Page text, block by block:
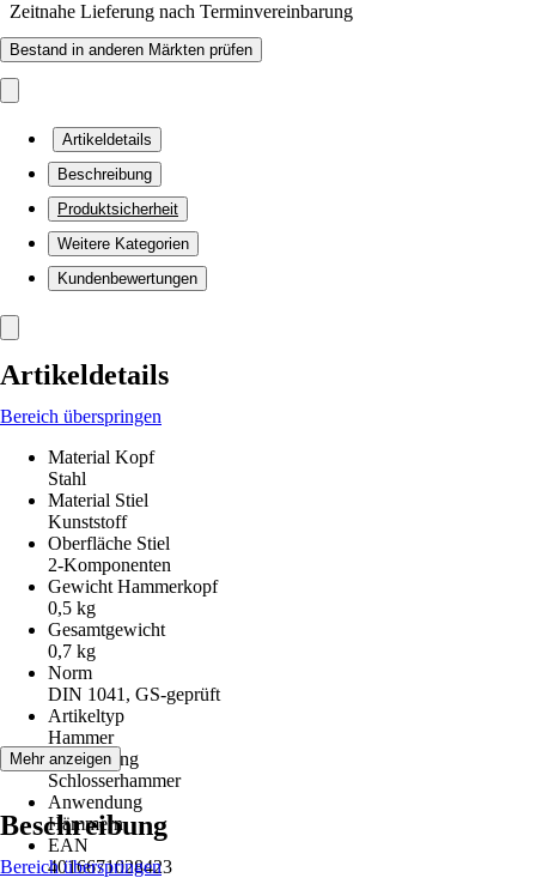
Zeitnahe Lieferung nach Terminvereinbarung
Bestand in anderen Märkten prüfen
Artikeldetails
Beschreibung
Produktsicherheit
Weitere Kategorien
Kundenbewertungen
Artikeldetails
Bereich überspringen
Material Kopf
Stahl
Material Stiel
Kunststoff
Oberfläche Stiel
2-Komponenten
Gewicht Hammerkopf
0,5 kg
Gesamtgewicht
0,7 kg
Norm
DIN 1041, GS-geprüft
Artikeltyp
Hammer
Ausführung
Schlosserhammer
Anwendung
Hämmern
EAN
4016671028423
Mehr anzeigen
Beschreibung
Bereich überspringen